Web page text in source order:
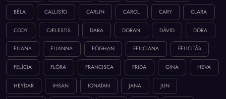
BÉLA CALLISTO CARLIN CAROL CARY CLARA
CODY CÆLESTIS DARA DORAN DÁVID DÓRA
ELIANA ELIANNA EÓGHAN FELICIANA FELICITÁS
FELÍCIA FLÓRA FRANCISCA FRIDA GINA HEVA
HEYDAR IHSAN IONATAN JANA JUN